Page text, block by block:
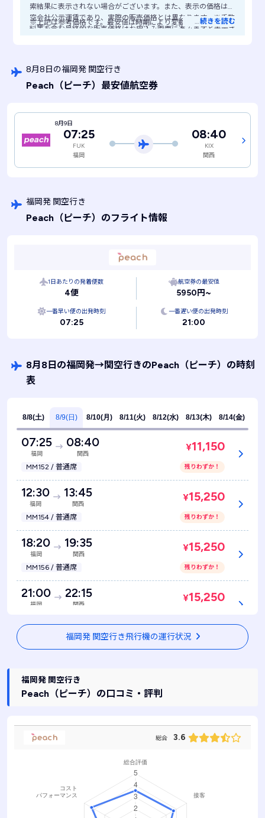
索結果に表示されない場合がございます。また、表示の価格は航
空会社公示運賃であり、実際の販売価格とは異なります。※手数
料等を含む最終的な販売価格はお申込み画面に進みますと表示さ
※上記は参考価格です。最安値は時期により変動します。
…続きを読む
8月8日の福岡発 関空行き
Peach （ピーチ） 最安値航空券
8月9日
07:25
FUK
福岡
08:40
KIX
関西
福岡発 関空行き
Peach （ピーチ） のフライト情報
1日あたりの発着便数
4便
航空券の最安値
5950円~
一番早い便の出発時刻
07:25
一番遅い便の出発時刻
21:00
8月8日の福岡発→関空行きのPeach （ピーチ） の時刻
表
8/8(土) 8/9(日) 8/10(月) 8/11(火) 8/12(水) 8/13(木) 8/14(金)
07:25
福岡
08:40
関西
MM152 / 普通席
¥11,150
残りわずか！
12:30
福岡
13:45
関西
MM154 / 普通席
¥15,250
残りわずか！
18:20
福岡
19:35
関西
MM156 / 普通席
¥15,250
残りわずか！
21:00
福岡
22:15
関西
¥15,250
福岡発 関空行き飛行機の運行状況
福岡発 関空行き
Peach （ピーチ） の口コミ・評判
総合 3.6